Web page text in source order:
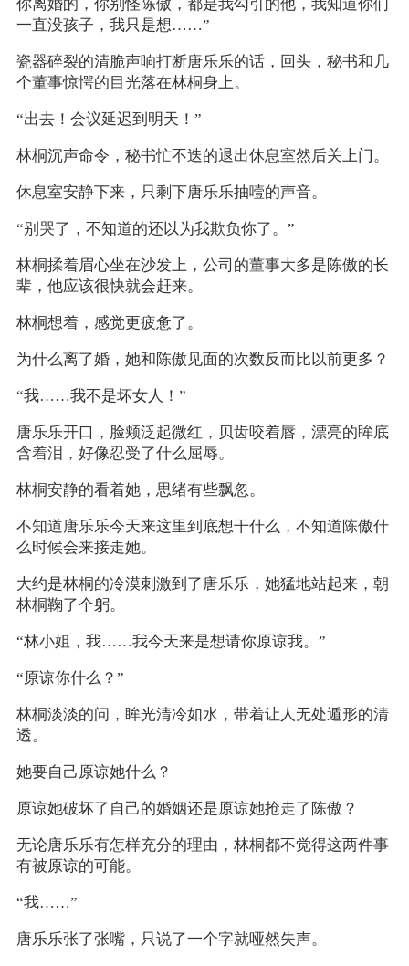
你离婚的，你别怪陈傲，都是我勾引的他，我知道你们
一直没孩子，我只是想……”
瓷器碎裂的清脆声响打断唐乐乐的话，回头，秘书和几
个董事惊愕的目光落在林桐身上。
“出去！会议延迟到明天！”
林桐沉声命令，秘书忙不迭的退出休息室然后关上门。
休息室安静下来，只剩下唐乐乐抽噎的声音。
“别哭了，不知道的还以为我欺负你了。”
林桐揉着眉心坐在沙发上，公司的董事大多是陈傲的长
辈，他应该很快就会赶来。
林桐想着，感觉更疲惫了。
为什么离了婚，她和陈傲见面的次数反而比以前更多？
“我……我不是坏女人！”
唐乐乐开口，脸颊泛起微红，贝齿咬着唇，漂亮的眸底
含着泪，好像忍受了什么屈辱。
林桐安静的看着她，思绪有些飘忽。
不知道唐乐乐今天来这里到底想干什么，不知道陈傲什
么时候会来接走她。
大约是林桐的冷漠刺激到了唐乐乐，她猛地站起来，朝
林桐鞠了个躬。
“林小姐，我……我今天来是想请你原谅我。”
“原谅你什么？”
林桐淡淡的问，眸光清冷如水，带着让人无处遁形的清
透。
她要自己原谅她什么？
原谅她破坏了自己的婚姻还是原谅她抢走了陈傲？
无论唐乐乐有怎样充分的理由，林桐都不觉得这两件事
有被原谅的可能。
“我……”
唐乐乐张了张嘴，只说了一个字就哑然失声。